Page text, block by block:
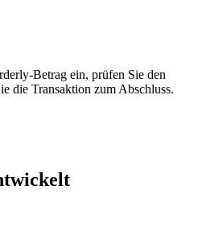
Betrag ein, prüfen Sie den
die Transaktion zum Abschluss.